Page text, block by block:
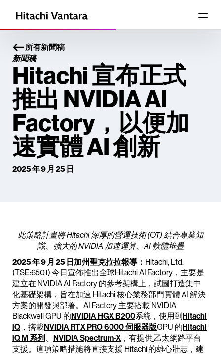
所有新聞稿
新聞稿
Hitachi 宣布正式
推出 NVIDIA AI
Factory，以便加
速實體 AI 創新
2025 年 9 月 25 日
此策略計畫將 Hitachi 深厚的營運技術 (OT) 結合專業知
識、強大的 NVIDIA 加速運算、AI 軟體堆疊
2025 年 9 月 25 日加州聖克拉拉報導： Hitachi, Ltd.
(TSE:6501) 今日宣佈推出全球Hitachi AI Factory，主要是
建立在 NVIDIA AI Factory 的參考架構上，試圖打造集中
化基礎架構，旨在加速 Hitachi 核心業務部門實體 AI 解決
方案的開發與部署。AI Factory 主要搭載 NVIDIA
Blackwell GPU 的NVIDIA HGX B200系統，使用到Hitachi
iQ ，搭載NVIDIA RTX PRO 6000 伺服器版GPU 的Hitachi
iQ M 系列 、 NVIDIA Spectrum-X ，有提供 乙太網路平台
支援。這項策略措施將直接支援 Hitachi 的雄心壯志，建